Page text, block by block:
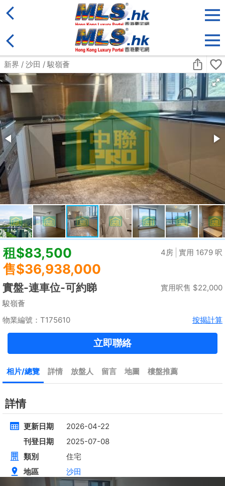
售盤 類別
收藏
搜尋條件:
黃金置頂
標準2100呎村屋
元朗 標準2100呎村屋 4房4套
建築 2100呎@$17
實用 --
租$35,000
置頂
長沙灣 青山道485號
建築 3631呎@$4,682
實用 2542呎@$6,688